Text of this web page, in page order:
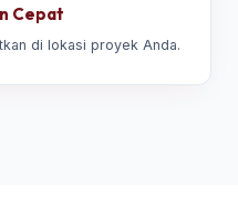
Cepat
di lokasi proyek Anda.